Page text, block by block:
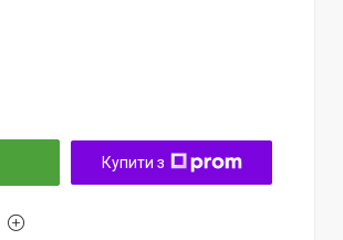
Купити з